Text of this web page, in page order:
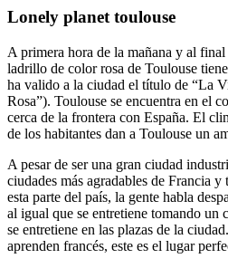
Lonely planet toulouse
A primera hora de la mañana y al
ladrillo de color rosa de Toulouse
ha valido a la ciudad el título de “La
Rosa”). Toulouse se encuentra en el
cerca de la frontera con España. El
de los habitantes dan a Toulouse un
A pesar de ser una gran ciudad
ciudades más agradables de Francia
esta parte del país, la gente habla
al igual que se entretiene tomando un
se entretiene en las plazas de la
aprenden francés, este es el lugar